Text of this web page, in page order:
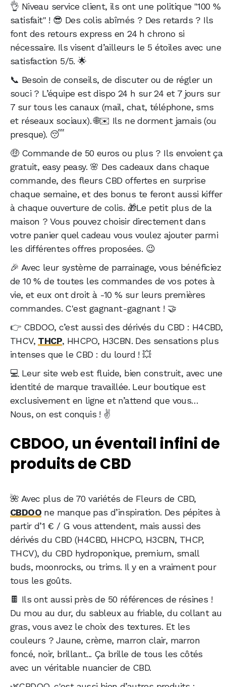
👌 Niveau service client, ils ont une politique "100 %
satisfait" ! 😎 Des colis abîmés ? Des retards ? Ils
font des retours express en 24 h chrono si
nécessaire. Ils visent d’ailleurs le 5 étoiles avec une
satisfaction 5/5. 🌟
📞 Besoin de conseils, de discuter ou de régler un
souci ? L’équipe est dispo 24 h sur 24 et 7 jours sur
7 sur tous les canaux (mail, chat, téléphone, sms
et réseaux sociaux). 🌐✉️ Ils ne dorment jamais (ou
presque). 😴
🤑 Commande de 50 euros ou plus ? Ils envoient ça
gratuit, easy peasy. 🌸 Des cadeaux dans chaque
commande, des fleurs CBD offertes en surprise
chaque semaine, et des bonus te feront aussi kiffer
à chaque ouverture de colis. 🎁Le petit plus de la
maison ? Vous pouvez choisir directement dans
votre panier quel cadeau vous voulez ajouter parmi
les différentes offres proposées. 😉
🎉 Avec leur système de parrainage, vous bénéficiez
de 10 % de toutes les commandes de vos potes à
vie, et eux ont droit à -10 % sur leurs premières
commandes. C'est gagnant-gagnant ! 🤝
👉 CBDOO, c’est aussi des dérivés du CBD : H4CBD,
THCV, THCP, HHCPO, H3CBN. Des sensations plus
intenses que le CBD : du lourd ! 💥
💻 Leur site web est fluide, bien construit, avec une
identité de marque travaillée. Leur boutique est
exclusivement en ligne et n’attend que vous…
Nous, on est conquis ! ✌️
CBDOO, un éventail infini de
produits de CBD
🌺 Avec plus de 70 variétés de Fleurs de CBD,
CBDOO ne manque pas d’inspiration. Des pépites à
partir d’1 € / G vous attendent, mais aussi des
dérivés du CBD (H4CBD, HHCPO, H3CBN, THCP,
THCV), du CBD hydroponique, premium, small
buds, moonrocks, ou trims. Il y en a vraiment pour
tous les goûts.
🍫 Ils ont aussi près de 50 références de résines !
Du mou au dur, du sableux au friable, du collant au
gras, vous avez le choix des textures. Et les
couleurs ? Jaune, crème, marron clair, marron
foncé, noir, brillant... Ça brille de tous les côtés
avec un véritable nuancier de CBD.